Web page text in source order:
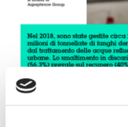
Progetto Cross Life
Blog